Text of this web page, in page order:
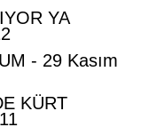
YA
- 29 Kasım
KÜRT
Uğurlu
Demirkan